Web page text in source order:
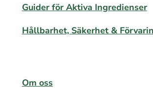
Guider för Aktiva Ingredienser
Hållbarhet, Säkerhet &
Om oss